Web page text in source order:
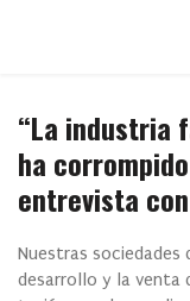
“La industria
ha
entrevista
Nuestras
desarrollo y la venta